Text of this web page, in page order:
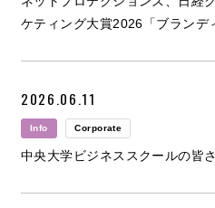
ケティング大賞2026「ブランデ
2026.06.11
Info Corporate
中央大学ビジネススクールの皆